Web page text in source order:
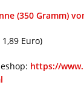
(350 Gramm)
Euro)
https://